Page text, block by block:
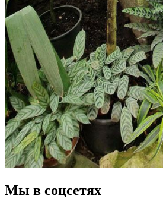
Мы в соцсетях